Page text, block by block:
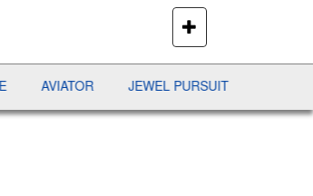
PLUS
DE
JEUX
AVIATOR JEWEL PURSUIT SHERIFF